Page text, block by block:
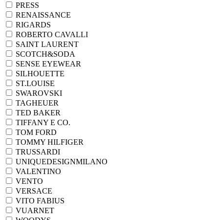
PRESS
RENAISSANCE
RIGARDS
ROBERTO CAVALLI
SAINT LAURENT
SCOTCH&SODA
SENSE EYEWEAR
SILHOUETTE
ST.LOUISE
SWAROVSKI
TAGHEUER
TED BAKER
TIFFANY E CO.
TOM FORD
TOMMY HILFIGER
TRUSSARDI
UNIQUEDESIGNMILANO
VALENTINO
VENTO
VERSACE
VITO FABIUS
VUARNET